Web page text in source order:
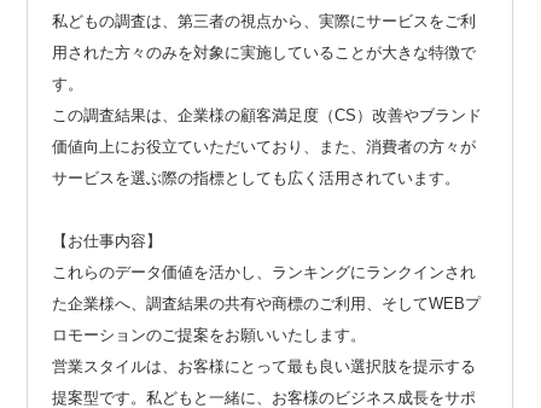
私どもの調査は、第三者の視点から、実際にサービスをご利
用された方々のみを対象に実施していることが大きな特徴で
す。
この調査結果は、企業様の顧客満足度（CS）改善やブランド
価値向上にお役立ていただいており、また、消費者の方々が
サービスを選ぶ際の指標としても広く活用されています。
【お仕事内容】
これらのデータ価値を活かし、ランキングにランクインされ
た企業様へ、調査結果の共有や商標のご利用、そしてWEBプ
ロモーションのご提案をお願いいたします。
営業スタイルは、お客様にとって最も良い選択肢を提示する
提案型です。私どもと一緒に、お客様のビジネス成長をサポ